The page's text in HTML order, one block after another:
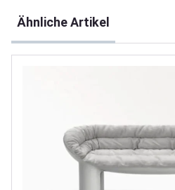
Ähnliche Artikel